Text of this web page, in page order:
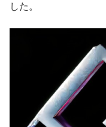
した。